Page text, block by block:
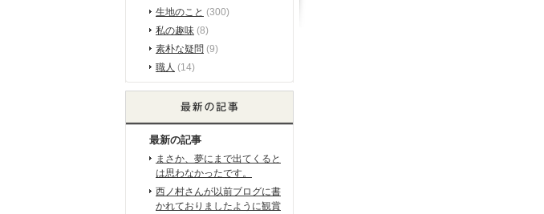
生地のこと (300)
私の趣味 (8)
素朴な疑問 (9)
職人 (14)
最新の記事
まさか、夢にまで出てくると
は思わなかったです。
西ノ村さんが以前ブログに書
かれておりましたように観賞